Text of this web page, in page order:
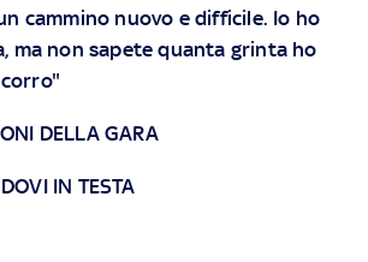
cammino nuovo e difficile. Io ho
ma non sapete quanta grinta ho
DELLA GARA
IN TESTA